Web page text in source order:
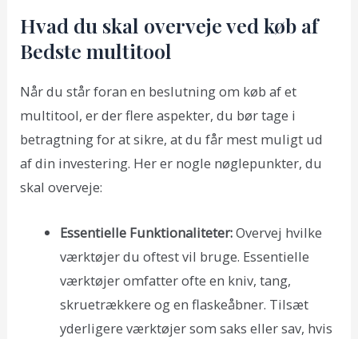
Hvad du skal overveje ved køb af
Bedste multitool
Når du står foran en beslutning om køb af et
multitool, er der flere aspekter, du bør tage i
betragtning for at sikre, at du får mest muligt ud
af din investering. Her er nogle nøglepunkter, du
skal overveje:
Essentielle Funktionaliteter:Overvej hvilke
værktøjer du oftest vil bruge. Essentielle
værktøjer omfatter ofte en kniv, tang,
skruetrækkere og en flaskeåbner. Tilsæt
yderligere værktøjer som saks eller sav, hvis